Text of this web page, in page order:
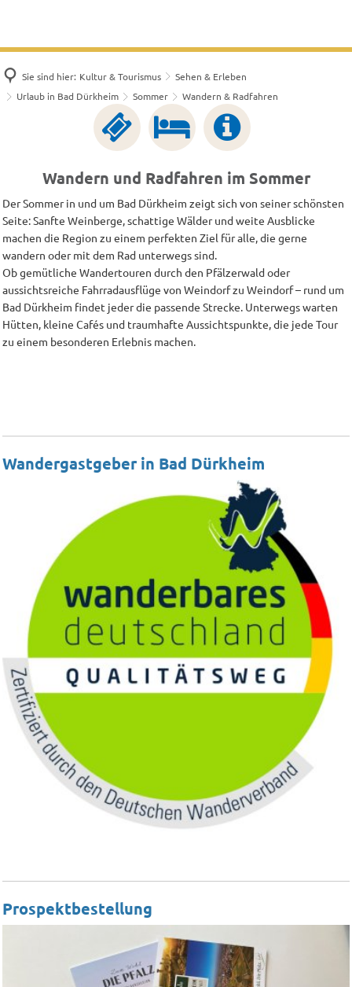
Sie sind hier: Kultur & Tourismus
Sehen & Erleben
Urlaub in Bad Dürkheim
Sommer Wandern & Radfahren
Wandern
&
Radfahren
im
Sommer
Wandern und Radfahren im Sommer
Der Sommer in und um Bad Dürkheim zeigt sich von seiner schönsten
Seite: Sanfte Weinberge, schattige Wälder und weite Ausblicke
machen die Region zu einem perfekten Ziel für alle, die gerne
wandern oder mit dem Rad unterwegs sind.
Ob gemütliche Wandertouren durch den Pfälzerwald oder
aussichtsreiche Fahrradausflüge von Weindorf zu Weindorf – rund um
Bad Dürkheim findet jeder die passende Strecke. Unterwegs warten
Hütten, kleine Cafés und traumhafte Aussichtspunkte, die jede Tour
zu einem besonderen Erlebnis machen.
Wandergastgeber in Bad Dürkheim
Prospektbestellung